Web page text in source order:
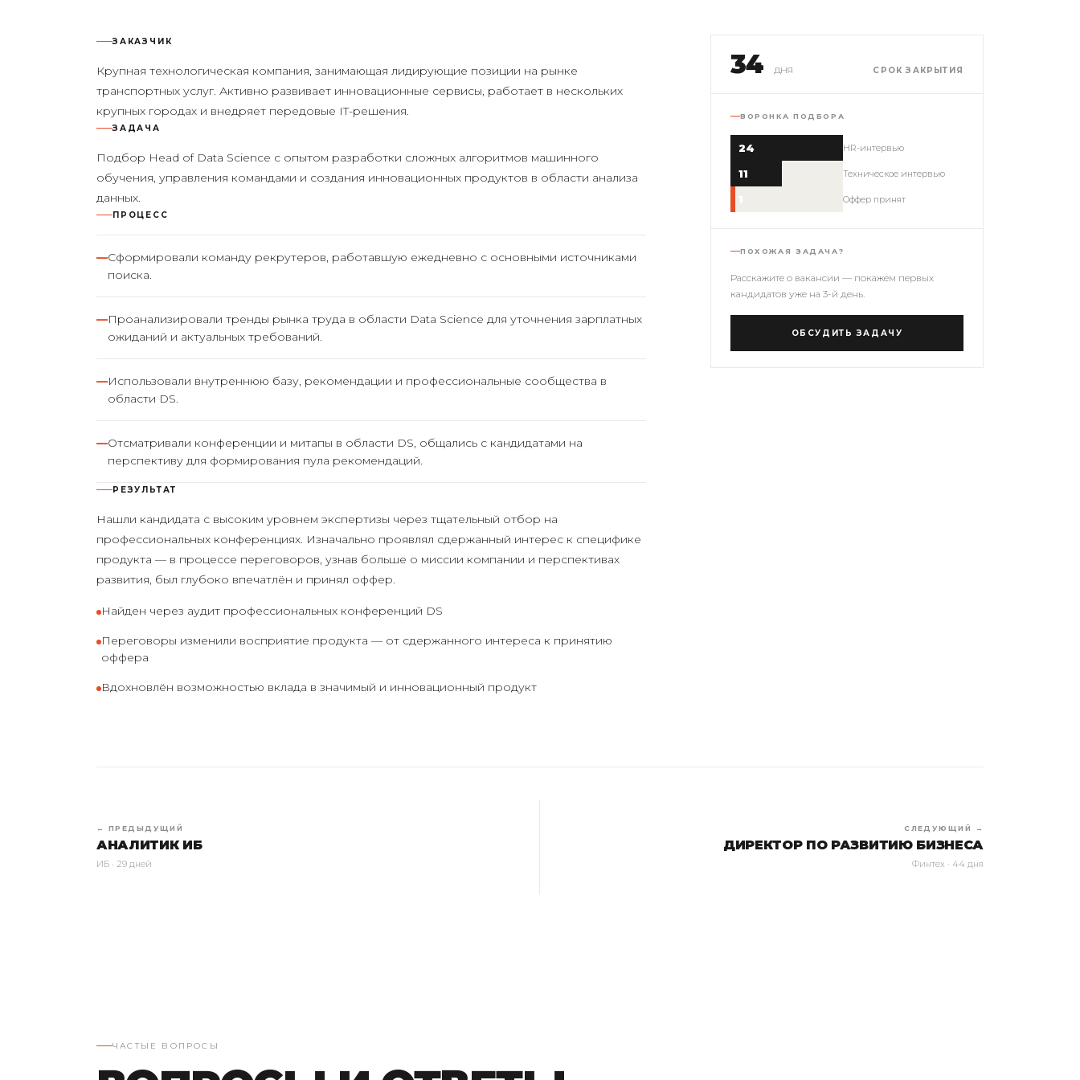
ЗАКАЗЧИК
Крупная технологическая компания, занимающая лидирующие позиции на рынке
транспортных услуг. Активно развивает инновационные сервисы, работает в нескольких
крупных городах и внедряет передовые IT-решения.
ЗАДАЧА
Подбор Head of Data Science с опытом разработки сложных алгоритмов машинного
обучения, управления командами и создания инновационных продуктов в области анализа
данных.
ПРОЦЕСС
Сформировали команду рекрутеров, работавшую ежедневно с основными источниками
поиска.
Проанализировали тренды рынка труда в области Data Science для уточнения зарплатных
ожиданий и актуальных требований.
Использовали внутреннюю базу, рекомендации и профессиональные сообщества в
области DS.
Отсматривали конференции и митапы в области DS, общались с кандидатами на
перспективу для формирования пула рекомендаций.
РЕЗУЛЬТАТ
Нашли кандидата с высоким уровнем экспертизы через тщательный отбор на
профессиональных конференциях. Изначально проявлял сдержанный интерес к специфике
продукта — в процессе переговоров, узнав больше о миссии компании и перспективах
развития, был глубоко впечатлён и принял оффер.
Найден через аудит профессиональных конференций DS
Переговоры изменили восприятие продукта — от сдержанного интереса к принятию
оффера
Вдохновлён возможностью вклада в значимый и инновационный продукт
34 дня СРОК ЗАКРЫТИЯ
ВОРОНКА ПОДБОРА
24 HR-интервью
11 Техническое интервью
Оффер принят
ПОХОЖАЯ ЗАДАЧА?
Расскажите о вакансии — покажем первых
кандидатов уже на 3-й день.
ОБСУДИТЬ ЗАДАЧУ
← ПРЕДЫДУЩИЙ
АНАЛИТИК ИБ
ИБ · 29 дней
СЛЕДУЮЩИЙ →
ДИРЕКТОР ПО РАЗВИТИЮ БИЗНЕСА
Финтех · 44 дня
ЧАСТЫЕ ВОПРОСЫ